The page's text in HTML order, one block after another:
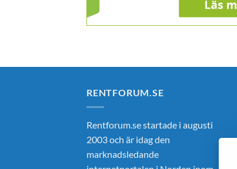
RENTFORUM.SE
Rentforum.se startade i augusti
2003 och är idag den
marknadsledande